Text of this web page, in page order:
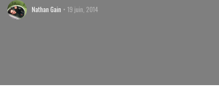
Nathan Gain 19 juin, 2014